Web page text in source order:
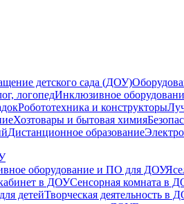
детского сада (ДОУ)
логопедИнклюзивное
Робототехника и конструкторы
Хозтовары и бытовая химия
Дистанционное образование
оборудование и ПО для ДОУ
в ДОУСенсорная комната в
детейТворческая деятельность в